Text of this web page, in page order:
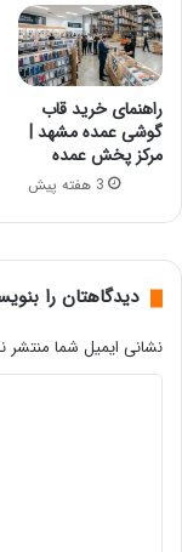
راهنمای خرید قاب
گوشی عمده مشهد |
مرکز پخش عمده
3 هفته پیش
دیدگاهتان را
نشانی ایمیل شما منتشر